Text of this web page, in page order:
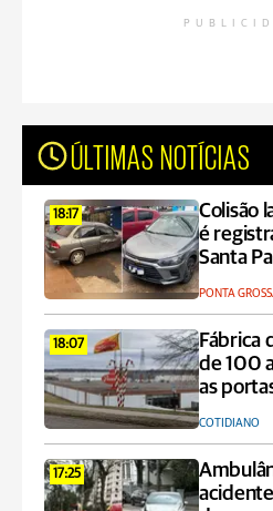
ÚLTIMAS NOTÍCIAS
18:17
Colisão
é
Santa
PONTA
18:07
Fábrica
de 100
as
COTIDIANO
17:25